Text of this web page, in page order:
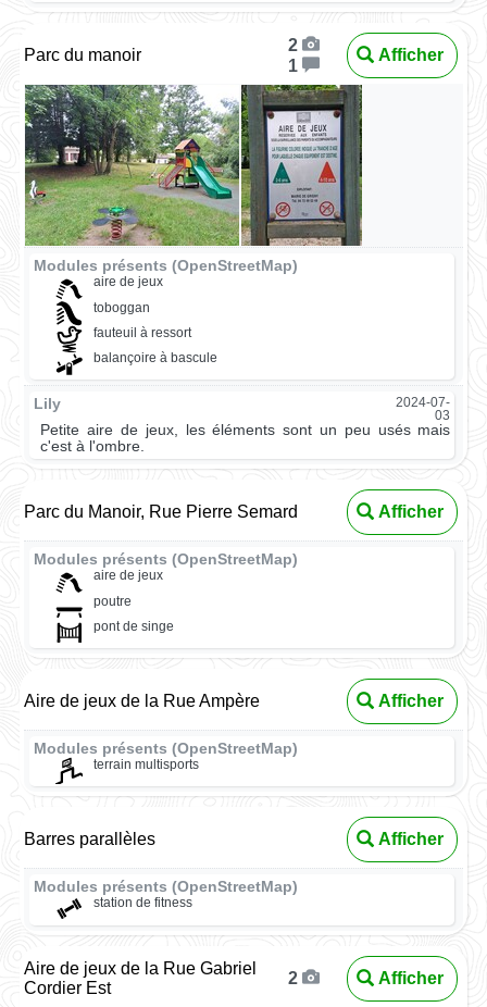
Parc du manoir
2
1
Afficher
Modules présents (OpenStreetMap)
aire de jeux
toboggan
fauteuil à ressort
balançoire à bascule
Lily
2024-07-
03
Petite aire de jeux, les éléments sont un peu usés mais
c'est à l'ombre.
Parc du Manoir, Rue Pierre Semard Afficher
Modules présents (OpenStreetMap)
aire de jeux
poutre
pont de singe
Aire de jeux de la Rue Ampère Afficher
Modules présents (OpenStreetMap)
terrain multisports
Barres parallèles Afficher
Modules présents (OpenStreetMap)
station de fitness
Aire de jeux de la Rue Gabriel
Cordier Est
2 Afficher